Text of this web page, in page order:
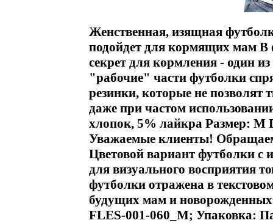
Женственная, изящная
подойдет для кормящих мам В
секрет для кормления - один
"рабочие" части футболки
резинки, которые не позволят
даже при частом
хлопок, 5% лайкра Размер: M
Уважаемые клиенты!
Цветовой вариант футболки с
для визуального восприятия
футболки отражена в
будущих мам и
FLES-001-060_M; Упаковка: